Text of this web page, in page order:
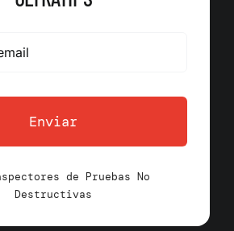
Enviar
de Pruebas No
Destructivas